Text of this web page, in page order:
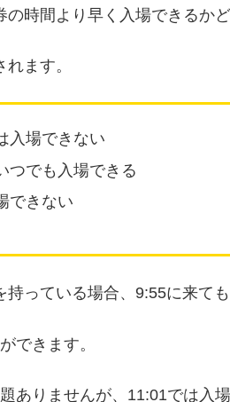
時間より早く入場できるか
ます。
入場できない
つでも入場できる
できない
っている場合、9:55に来ても
できます。
ありませんが、11:01では入場